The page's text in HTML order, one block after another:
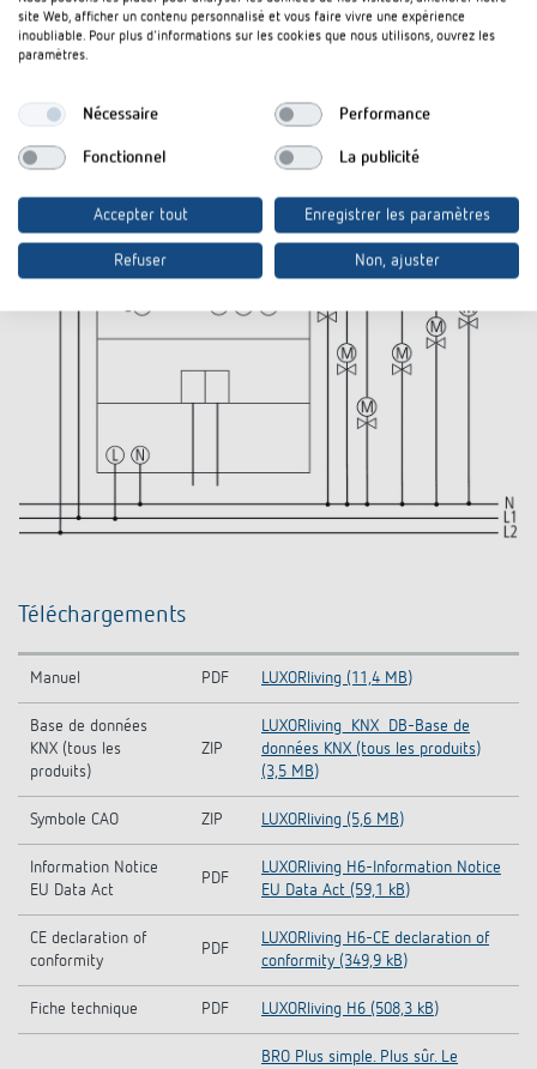
Téléchargements
Manuel PDF LUXORliving (11,4 MB)
Base de données
KNX (tous les
produits)
ZIP
LUXORliving_KNX_DB-Base de
données KNX (tous les produits)
(3,5 MB)
Symbole CAO ZIP LUXORliving (5,6 MB)
Information Notice
EU Data Act
PDF
LUXORliving H6-Information Notice
EU Data Act (59,1 kB)
CE declaration of
conformity
PDF
LUXORliving H6-CE declaration of
conformity (349,9 kB)
Fiche technique PDF LUXORliving H6 (508,3 kB)
BRO Plus simple. Plus sûr. Le
site Web, afficher un contenu personnalisé et vous faire vivre une expérience
inoubliable. Pour plus d'informations sur les cookies que nous utilisons, ouvrez les
paramètres.
Nécessaire Performance
Fonctionnel La publicité
Accepter tout Enregistrer les paramètres
Refuser Non, ajuster